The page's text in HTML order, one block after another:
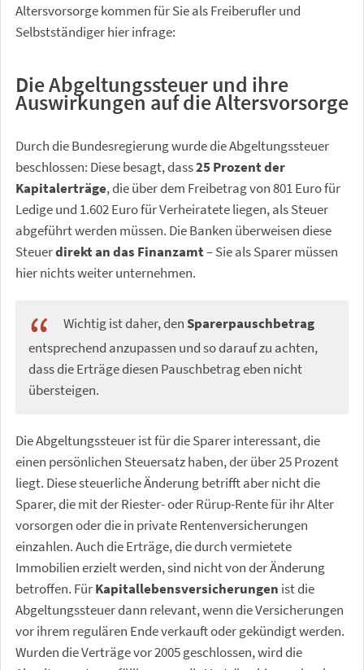
Altersvorsorge kommen für Sie als Freiberufler und
Selbstständiger hier infrage:
Die Abgeltungssteuer und ihre
Auswirkungen auf die Altersvorsorge
Durch die Bundesregierung wurde die Abgeltungssteuer
beschlossen: Diese besagt, dass25 Prozent der
Kapitalerträge, die über dem Freibetrag von 801 Euro für
Ledige und 1.602 Euro für Verheiratete liegen, als Steuer
abgeführt werden müssen. Die Banken überweisen diese
Steuerdirekt an das Finanzamt– Sie als Sparer müssen
hier nichts weiter unternehmen.
Wichtig ist daher, denSparerpauschbetrag
entsprechend anzupassen und so darauf zu achten,
dass die Erträge diesen Pauschbetrag eben nicht
übersteigen.
Die Abgeltungssteuer ist für die Sparer interessant, die
einen persönlichen Steuersatz haben, der über 25 Prozent
liegt. Diese steuerliche Änderung betrifft aber nicht die
Sparer, die mit der Riester- oder Rürup-Rente für ihr Alter
vorsorgen oder die in private Rentenversicherungen
einzahlen. Auch die Erträge, die durch vermietete
Immobilien erzielt werden, sind nicht von der Änderung
betroffen. FürKapitallebensversicherungen ist die
Abgeltungssteuer dann relevant, wenn die Versicherungen
vor ihrem regulären Ende verkauft oder gekündigt werden.
Wurden die Verträge vor 2005 geschlossen, wird die